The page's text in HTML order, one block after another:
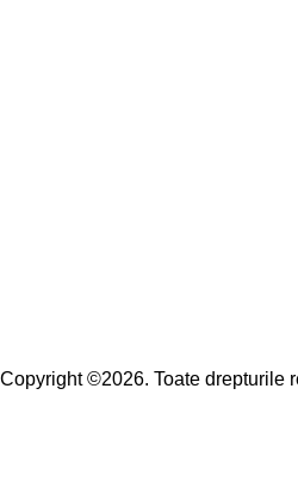
Copyright ©2026. Toate drepturile